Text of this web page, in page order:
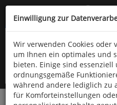
Kompletten Head der Seite
oder (06766)
Einwilligung zur
Wir verwenden Cookies oder
um Ihnen ein optimales und
bieten. Einige sind essenziell
ordnungsgemäße
während andere lediglich zu
für Komforteinstellungen